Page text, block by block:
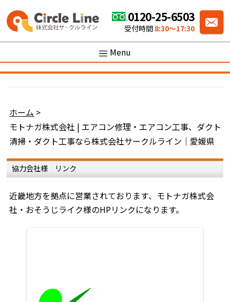
0120-25-6503
受付時間 8:30〜17:30
Menu
ホーム >
モトナガ株式会社 | エアコン修理・エアコン工事、ダクト
清掃・ダクト工事なら株式会社サークルライン｜愛媛県
協力会社様 リンク
近畿地方を拠点に営業されております、モトナガ株式会
社・おそうじライク様のHPリンクになります。